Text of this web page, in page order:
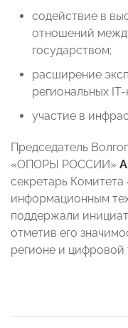
содействие в
отношений
государством;
расширение
региональных
участие в
Председатель
«ОПОРЫ РОССИИ»
секретарь
информационным
поддержали
отметив его
регионе и